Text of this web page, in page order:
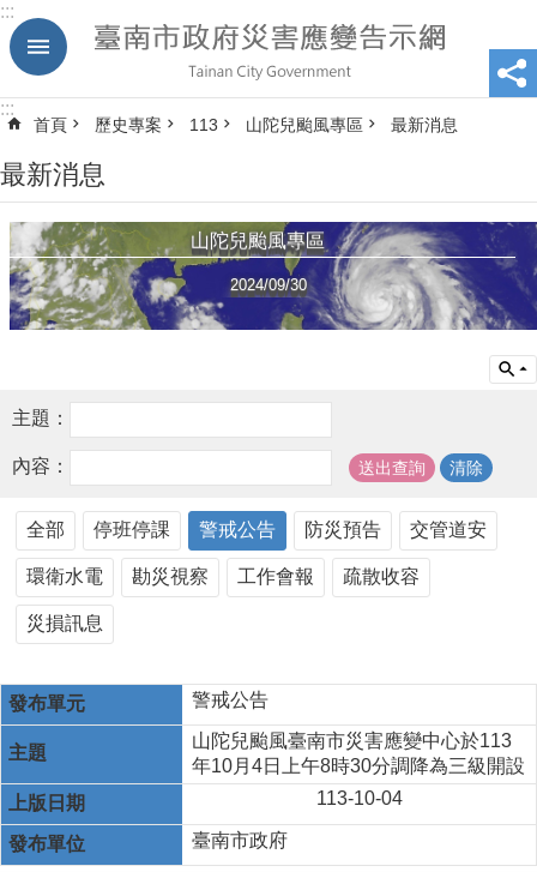
跳到主要內容區塊
:::
:::
首頁 歷史專案 113 山陀兒颱風專區 最新消息
最新消息
山陀兒颱風專區
2024/09/30
主題：
內容：
全部 停班停課 警戒公告 防災預告 交管道安
環衛水電 勘災視察 工作會報 疏散收容
災損訊息
警戒公告
山陀兒颱風臺南市災害應變中心於113
年10月4日上午8時30分調降為三級開設
113-10-04
臺南市政府